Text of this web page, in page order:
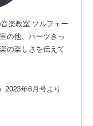
楽教室 ソルフェー
の他、ハーツきっ
の楽しさを伝えて
2023年6月号より